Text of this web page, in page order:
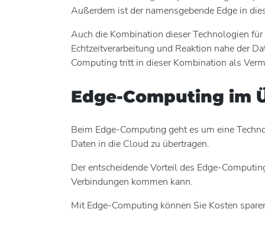
Außerdem ist der namensgebende Edge in
Auch die Kombination dieser Technologien
Echtzeitverarbeitung und Reaktion nahe der
Computing tritt in dieser Kombination als
Edge-Computing im
Beim Edge-Computing geht es um eine
Daten in die Cloud zu übertragen.
Der entscheidende Vorteil des Edge-
Verbindungen kommen kann.
Mit Edge-Computing können Sie Kosten